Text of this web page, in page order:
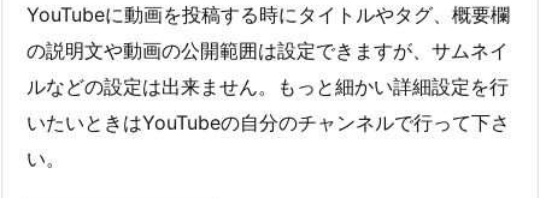
YouTubeに動画を投稿する時にタイトルやタグ、概要欄
の説明文や動画の公開範囲は設定できますが、サムネイ
ルなどの設定は出来ません。もっと細かい詳細設定を行
いたいときはYouTubeの自分のチャンネルで行って下さ
い。